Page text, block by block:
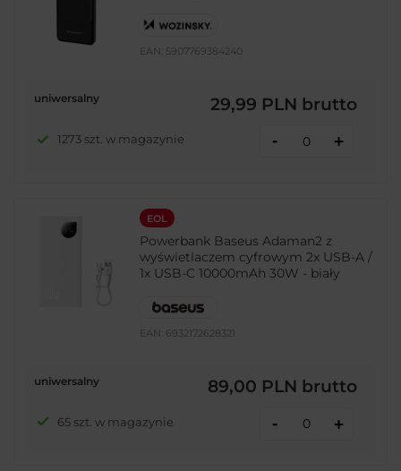
EAN: 5907769384240
uniwersalny 29,99 PLN brutto
1273 szt. w magazynie - +
EOL
Powerbank Baseus Adaman2 z
wyświetlaczem cyfrowym 2x USB-A /
1x USB-C 10000mAh 30W - biały
EAN: 6932172628321
uniwersalny 89,00 PLN brutto
65 szt. w magazynie - +